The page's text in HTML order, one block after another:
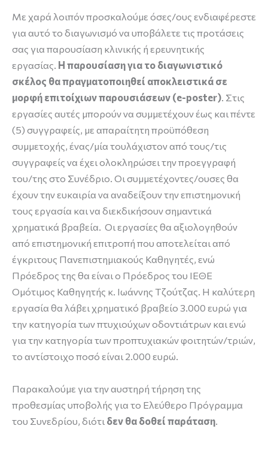
Με χαρά λοιπόν προσκαλούμε όσες/ους ενδιαφέρεστε
για αυτό το διαγωνισμό να υποβάλετε τις προτάσεις
σας για παρουσίαση κλινικής ή ερευνητικής
εργασίας. Η παρουσίαση για το διαγωνιστικό
σκέλος θα πραγματοποιηθεί αποκλειστικά σε
μορφή επιτοίχιων παρουσιάσεων (e-poster). Στις
εργασίες αυτές μπορούν να συμμετέχουν έως και πέντε
(5) συγγραφείς, με απαραίτητη προϋπόθεση
συμμετοχής, ένας/μία τουλάχιστον από τους/τις
συγγραφείς να έχει ολοκληρώσει την προεγγραφή
του/της στο Συνέδριο. Οι συμμετέχοντες/ουσες θα
έχουν την ευκαιρία να αναδείξουν την επιστημονική
τους εργασία και να διεκδικήσουν σημαντικά
χρηματικά βραβεία. Οι εργασίες θα αξιολογηθούν
από επιστημονική επιτροπή που αποτελείται από
έγκριτους Πανεπιστημιακούς Καθηγητές, ενώ
Πρόεδρος της θα είναι ο Πρόεδρος του ΙΕΘΕ
Ομότιμος Καθηγητής κ. Ιωάννης Τζούτζας. Η καλύτερη
εργασία θα λάβει χρηματικό βραβείο 3.000 ευρώ για
την κατηγορία των πτυχιούχων οδοντιάτρων και ενώ
για την κατηγορία των προπτυχιακών φοιτητών/τριών,
το αντίστοιχο ποσό είναι 2.000 ευρώ.
Παρακαλούμε για την αυστηρή τήρηση της
προθεσμίας υποβολής για το Ελεύθερο Πρόγραμμα
του Συνεδρίου, διότι δεν θα δοθεί παράταση